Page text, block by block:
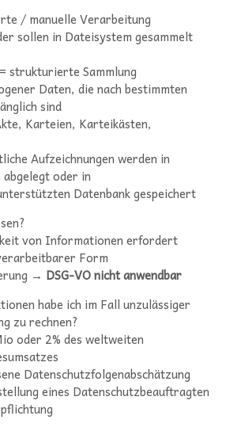
/ manuelle Verarbeitung
sollen in Dateisystem gesammelt
strukturierte Sammlung
Daten, die nach bestimmten
sind
Karteien, Karteikästen,
Aufzeichnungen werden in
oder in
Datenbank gespeichert
von Informationen erfordert
Form
→ DSG-VO nicht anwendbar
habe ich im Fall unzulässiger
zu rechnen?
oder 2% des weltweiten
Datenschutzfolgenabschätzung
eines Datenschutzbeauftragten